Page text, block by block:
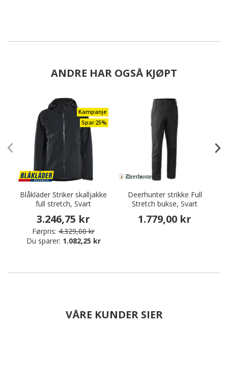
ANDRE HAR OGSÅ KJØPT
Kampanje
Spar 25%
Blåkläder Striker skalljakke
full stretch, Svart
3.246,75 kr
Førpris: 4.329,00 kr
Du sparer: 1.082,25 kr
Deerhunter strikke Full
Stretch bukse, Svart
1.779,00 kr
VÅRE KUNDER SIER